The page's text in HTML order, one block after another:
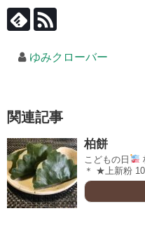
ゆみクローバー
関連記事
柏餅
こどもの日
＊ ★上新粉